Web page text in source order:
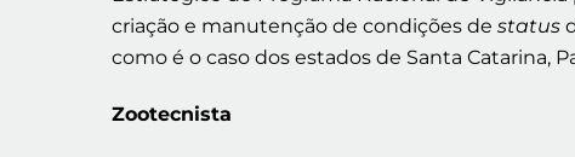
criação e manutenção de condições de status
como é o caso dos estados de Santa Catarina,
Zootecnista